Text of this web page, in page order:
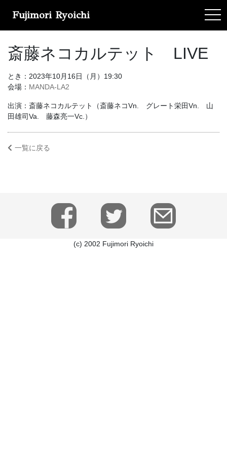
Fujimori Ryoichi
斎藤ネコカルテット LIVE
とき：2023年10月16日（月）19:30
会場： MANDA-LA2
出演：斎藤ネコカルテット（斎藤ネコVn. グレート栄田Vn. 山
田雄司Va. 藤森亮一Vc.）
一覧に戻る
(c) 2002 Fujimori Ryoichi